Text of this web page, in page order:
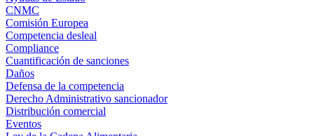
CNMC
Comisión Europea
Competencia desleal
Compliance
Cuantificación de sanciones
Daños
Defensa de la competencia
Derecho Administrativo sancionador
Distribución comercial
Eventos